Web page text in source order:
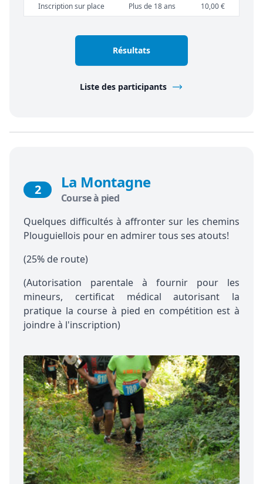
Inscription sur place
Plus de 18 ans 10,00 €
Résultats
Liste des participants
2 La Montagne
Course à pied
Quelques difficultés à affronter sur les chemins
Plouguiellois pour en admirer tous ses atouts!
(25% de route)
(Autorisation parentale à fournir pour les
mineurs, certificat médical autorisant la
pratique la course à pied en compétition est à
joindre à l'inscription)